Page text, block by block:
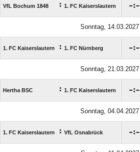
VfL Bochum 1848 : 1. FC Kaiserslautern :
Sonntag, 14.03.2027
1. FC Kaiserslautern : 1. FC Nürnberg :
Sonntag, 21.03.2027
Hertha BSC : 1. FC Kaiserslautern :
Sonntag, 04.04.2027
1. FC Kaiserslautern : VfL Osnabrück :